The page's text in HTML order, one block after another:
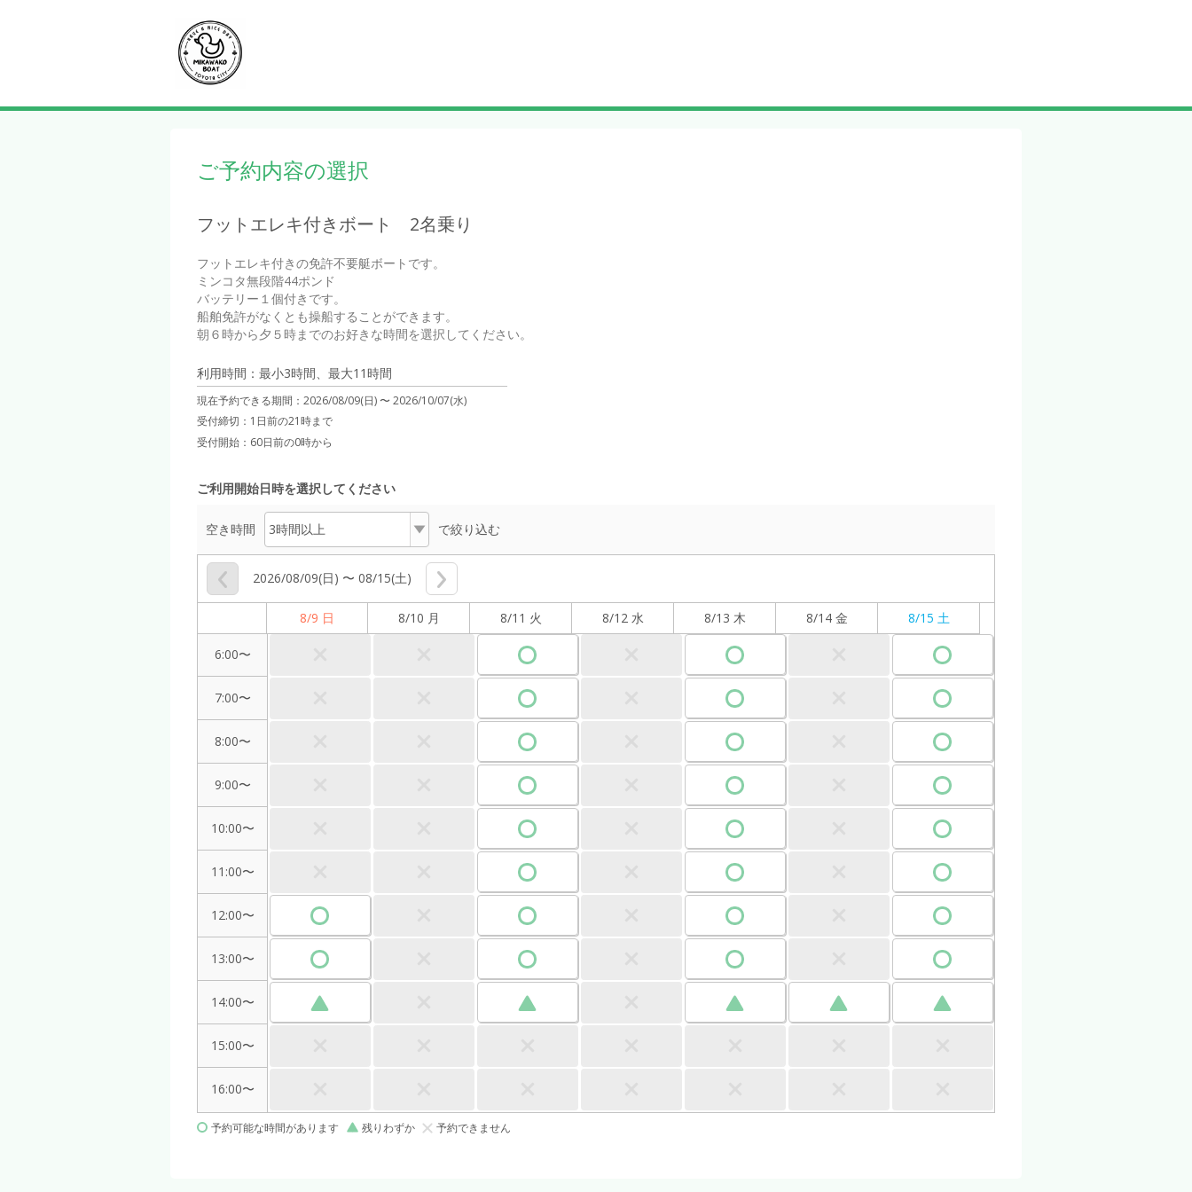
ご予約内容の選択
フットエレキ付きボート 2名乗り
フットエレキ付きの免許不要艇ボートです。
ミンコタ無段階44ポンド
バッテリー１個付きです。
船舶免許がなくとも操船することができます。
朝６時から夕５時までのお好きな時間を選択してください。
利用時間：最小3時間、最大11時間
現在予約できる期間： 2026/08/09(日) 〜2026/10/07(水)
受付締切： 1日前の21時まで
受付開始： 60日前の0時から
ご利用開始日時を選択してください
空き時間 で絞り込む
2026/08/09(日) 〜 08/15(土)
8/9 日 8/10 月 8/11 火 8/12 水 8/13 木 8/14 金 8/15 土
6:00〜
7:00〜
8:00〜
9:00〜
10:00〜
11:00〜
12:00〜
13:00〜
14:00〜
15:00〜
16:00〜
予約可能な時間があります 残りわずか 予約できません